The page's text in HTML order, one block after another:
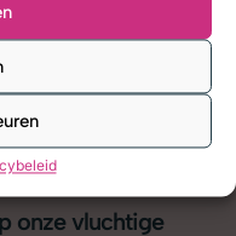
onze vluchtige